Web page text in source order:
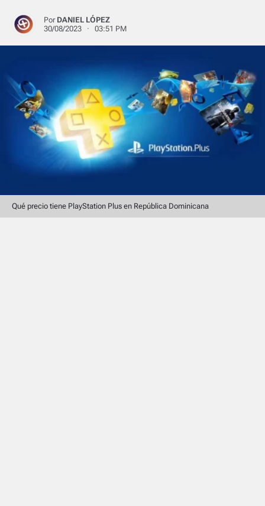
Por DANIEL LÓPEZ
30/08/2023 · 03:51 PM
Qué precio tiene PlayStation Plus en República Dominicana